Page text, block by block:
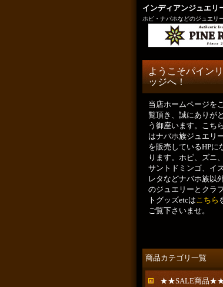
インディアンジュエリ
ホピ・ナバホなどのジュエリ
ようこそパインリ
ッジへ！
当店ホームページを
覧頂き、誠にありがと
う御座います。こちら
はナバホ族ジュエリ
を販売しているHPに
ります。ホピ、ズニ、
サントドミンゴ、イ
レタなどナバホ族以
のジュエリーとクラ
トグッズetcはこちら
ご覧下さいませ。
商品カテゴリ一覧
★★SALE商品